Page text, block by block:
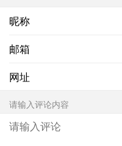
昵称
邮箱
网址
请输入评论内容